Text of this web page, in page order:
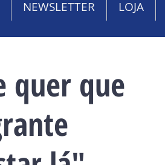
NEWSLETTER LOJA
quer que